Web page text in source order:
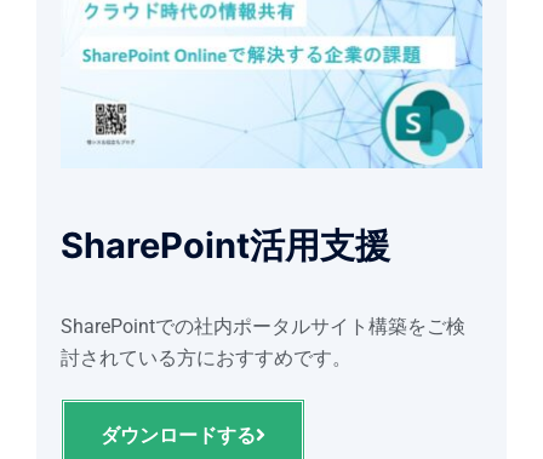
SharePoint活用支援
SharePointでの社内ポータルサイト構築をご検
討されている方におすすめです。
ダウンロードする